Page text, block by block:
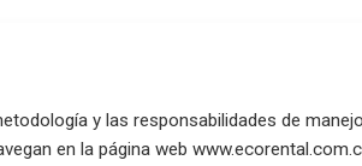
y las responsabilidades de
en la página web